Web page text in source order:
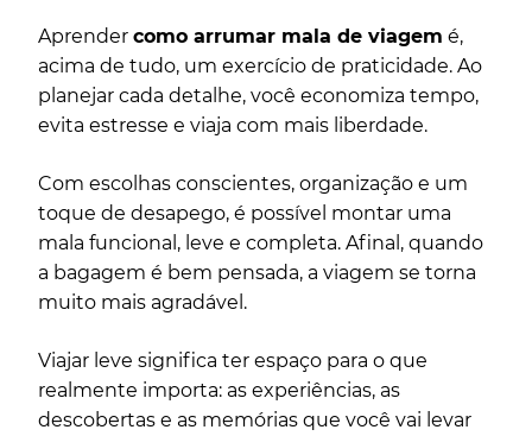
Aprender como arrumar mala de viagem é,
acima de tudo, um exercício de praticidade. Ao
planejar cada detalhe, você economiza tempo,
evita estresse e viaja com mais liberdade.
Com escolhas conscientes, organização e um
toque de desapego, é possível montar uma
mala funcional, leve e completa. Afinal, quando
a bagagem é bem pensada, a viagem se torna
muito mais agradável.
Viajar leve significa ter espaço para o que
realmente importa: as experiências, as
descobertas e as memórias que você vai levar